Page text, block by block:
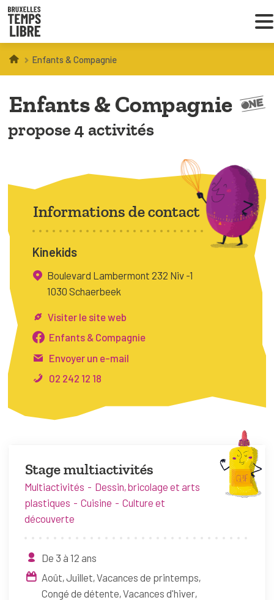
Infos parents
Droit au loisir
Coordinations ATL
VOUS CHERCHEZ DES ACTIVITÉS
À BRUXELLES
Trouver une activité
FAQ
Espace pro
Bruxelles Temps Libre
Enfants & Compagnie
Enfants & Compagnie
propose 4 activités
Stage multiactivités
Multiactivités
Dessin, bricolage et arts
plastiques
Cuisine
Culture et
découverte
De 3 à 12 ans
Août Juillet Vacances de printemps
Congé de détente Vacances d'hiver
Informations de contact
Kinekids
Boulevard Lambermont 232 Niv -1
1030 Schaerbeek
Visiter le site web
Enfants & Compagnie
Envoyer un e-mail
02 242 12 18